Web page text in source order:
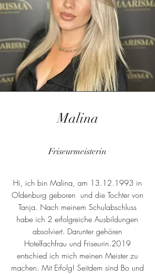
Malina
Friseurmeisterin
Hi, ich bin Malina, am 13.12.1993 in
Oldenburg geboren und die Tochter von
Tanja. Nach meinem Schulabschluss
habe ich 2 erfolgreiche Ausbildungen
absolviert. Darunter gehören
Hotelfachfrau und Friseurin.2019
entschied ich mich meinen Meister zu
machen. Mit Erfolg! Seitdem sind Bo und